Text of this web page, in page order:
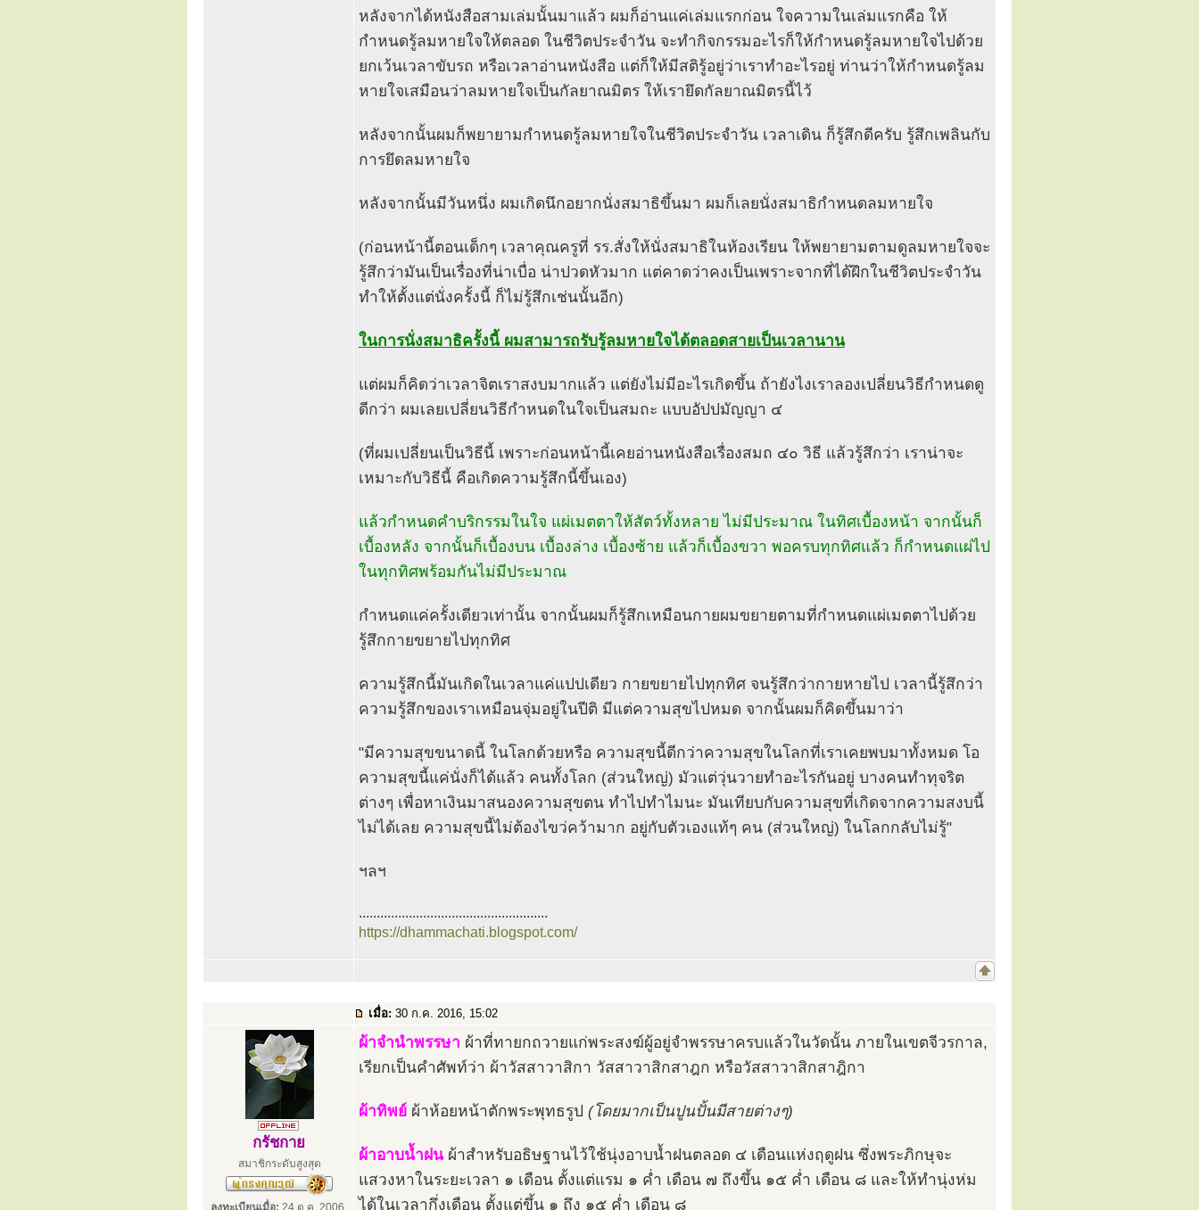
หลังจากได้หนังสือสามเล่มนั้นมาแล้ว ผมก็อ่านแค่เล่มแรกก่อน ใจความในเล่มแรกคือ ให้
กำหนดรู้ลมหายใจให้ตลอด ในชีวิตประจำวัน จะทำกิจกรรมอะไรก็ให้กำหนดรู้ลมหายใจไปด้วย
ยกเว้นเวลาขับรถ หรือเวลาอ่านหนังสือ แต่ก็ให้มีสติรู้อยู่ว่าเราทำอะไรอยู่ ท่านว่าให้กำหนดรู้ลม
หายใจเสมือนว่าลมหายใจเป็นกัลยาณมิตร ให้เรายึดกัลยาณมิตรนี้ไว้
หลังจากนั้นผมก็พยายามกำหนดรู้ลมหายใจในชีวิตประจำวัน เวลาเดิน ก็รู้สึกดีครับ รู้สึกเพลินกับ
การยึดลมหายใจ
หลังจากนั้นมีวันหนึ่ง ผมเกิดนึกอยากนั่งสมาธิขึ้นมา ผมก็เลยนั่งสมาธิกำหนดลมหายใจ
(ก่อนหน้านี้ตอนเด็กๆ เวลาคุณครูที่ รร.สั่งให้นั่งสมาธิในห้องเรียน ให้พยายามตามดูลมหายใจจะ
รู้สึกว่ามันเป็นเรื่องที่น่าเบื่อ น่าปวดหัวมาก แต่คาดว่าคงเป็นเพราะจากที่ได้ฝึกในชีวิตประจำวัน
ทำให้ตั้งแต่นั่งครั้งนี้ ก็ไม่รู้สึกเช่นนั้นอีก)
ในการนั่งสมาธิครั้งนี้ ผมสามารถรับรู้ลมหายใจได้ตลอดสายเป็นเวลานาน
แต่ผมก็คิดว่าเวลาจิตเราสงบมากแล้ว แต่ยังไม่มีอะไรเกิดขึ้น ถ้ายังไงเราลองเปลี่ยนวิธีกำหนดดู
ดีกว่า ผมเลยเปลี่ยนวิธีกำหนดในใจเป็นสมถะ แบบอัปปมัญญา ๔
(ที่ผมเปลี่ยนเป็นวิธีนี้ เพราะก่อนหน้านี้เคยอ่านหนังสือเรื่องสมถ ๔๐ วิธี แล้วรู้สึกว่า เราน่าจะ
เหมาะกับวิธีนี้ คือเกิดความรู้สึกนี้ขึ้นเอง)
แล้วกำหนดคำบริกรรมในใจ แผ่เมตตาให้สัตว์ทั้งหลาย ไม่มีประมาณ ในทิศเบื้องหน้า จากนั้นก็
เบื้องหลัง จากนั้นก็เบื้องบน เบื้องล่าง เบื้องซ้าย แล้วก็เบื้องขวา พอครบทุกทิศแล้ว ก็กำหนดแผ่ไป
ในทุกทิศพร้อมกันไม่มีประมาณ
กำหนดแค่ครั้งเดียวเท่านั้น จากนั้นผมก็รู้สึกเหมือนกายผมขยายตามที่กำหนดแผ่เมตตาไปด้วย
รู้สึกกายขยายไปทุกทิศ
ความรู้สึกนี้มันเกิดในเวลาแค่แปปเดียว กายขยายไปทุกทิศ จนรู้สึกว่ากายหายไป เวลานี้รู้สึกว่า
ความรู้สึกของเราเหมือนจุ่มอยู่ในปีติ มีแต่ความสุขไปหมด จากนั้นผมก็คิดขึ้นมาว่า
"มีความสุขขนาดนี้ ในโลกด้วยหรือ ความสุขนี้ดีกว่าความสุขในโลกที่เราเคยพบมาทั้งหมด โอ
ความสุขนี้แค่นั่งก็ได้แล้ว คนทั้งโลก (ส่วนใหญ่) มัวแต่วุ่นวายทำอะไรกันอยู่ บางคนทำทุจริต
ต่างๆ เพื่อหาเงินมาสนองความสุขตน ทำไปทำไมนะ มันเทียบกับความสุขที่เกิดจากความสงบนี้
ไม่ได้เลย ความสุขนี้ไม่ต้องไขว่คว้ามาก อยู่กับตัวเองแท้ๆ คน (ส่วนใหญ่) ในโลกกลับไม่รู้"
ฯลฯ
.....................................................
https://dhammachati.blogspot.com/
เมื่อ: 30 ก.ค. 2016, 15:02
กรัชกาย
สมาชิกระดับสูงสุด
ลงทะเบียนเมื่อ: 24 ต.ค. 2006,
ผ้าจำนำพรรษา ผ้าที่ทายกถวายแก่พระสงฆ์ผู้อยู่จำพรรษาครบแล้วในวัดนั้น ภายในเขตจีวรกาล,
เรียกเป็นคำศัพท์ว่า ผ้าวัสสาวาสิกา วัสสาวาสิกสาฎก หรือวัสสาวาสิกสาฎิกา
ผ้าทิพย์ ผ้าห้อยหน้าตักพระพุทธรูป (โดยมากเป็นปูนปั้นมีสายต่างๆ)
ผ้าอาบน้ำฝนผ้าสำหรับอธิษฐานไว้ใช้นุ่งอาบน้ำฝนตลอด ๔ เดือนแห่งฤดูฝน ซึ่งพระภิกษุจะ
แสวงหาในระยะเวลา ๑ เดือน ตั้งแต่แรม ๑ ค่ำ เดือน ๗ ถึงขึ้น ๑๕ ค่ำ เดือน ๘ และให้ทำนุ่งห่ม
ได้ในเวลากึ่งเดือน ตั้งแต่ขึ้น ๑ ถึง ๑๕ ค่ำ เดือน ๘